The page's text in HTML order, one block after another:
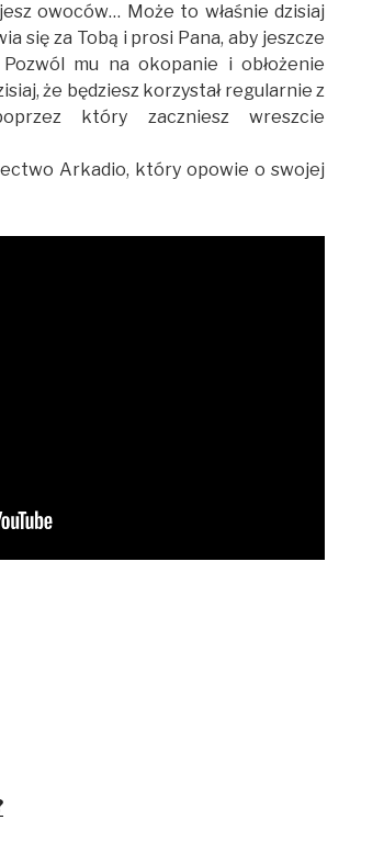
owoców… Może to właśnie dzisiaj
się za Tobą i prosi Pana, aby jeszcze
mu na okopanie i obłożenie
że będziesz korzystał regularnie z
który zaczniesz wreszcie
Arkadio, który opowie o swojej